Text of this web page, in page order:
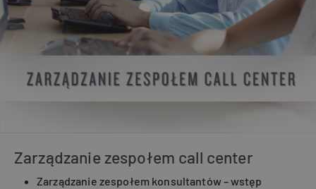
Zarządzanie zespołem call center
Zarządzanie zespołem konsultantów – wstęp